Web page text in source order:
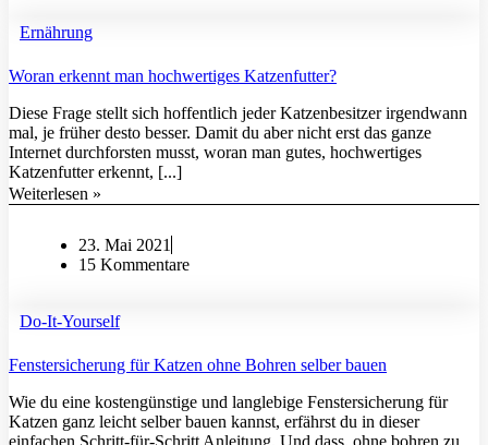
Ernährung
Woran erkennt man hochwertiges Katzenfutter?
Diese Frage stellt sich hoffentlich jeder Katzenbesitzer irgendwann
mal, je früher desto besser. Damit du aber nicht erst das ganze
Internet durchforsten musst, woran man gutes, hochwertiges
Katzenfutter erkennt, [...]
Weiterlesen »
23. Mai 2021
15 Kommentare
Do-It-Yourself
Fenstersicherung für Katzen ohne Bohren selber bauen
Wie du eine kostengünstige und langlebige Fenstersicherung für
Katzen ganz leicht selber bauen kannst, erfährst du in dieser
einfachen Schritt-für-Schritt Anleitung. Und dass, ohne bohren zu